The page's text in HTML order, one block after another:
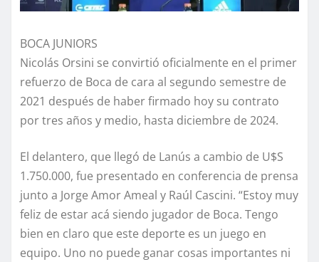
BOCA JUNIORS
Nicolás Orsini se convirtió oficialmente en el primer
refuerzo de Boca de cara al segundo semestre de
2021 después de haber firmado hoy su contrato
por tres años y medio, hasta diciembre de 2024.
El delantero, que llegó de Lanús a cambio de U$S
1.750.000, fue presentado en conferencia de prensa
junto a Jorge Amor Ameal y Raúl Cascini. “Estoy muy
feliz de estar acá siendo jugador de Boca. Tengo
bien en claro que este deporte es un juego en
equipo. Uno no puede ganar cosas importantes ni